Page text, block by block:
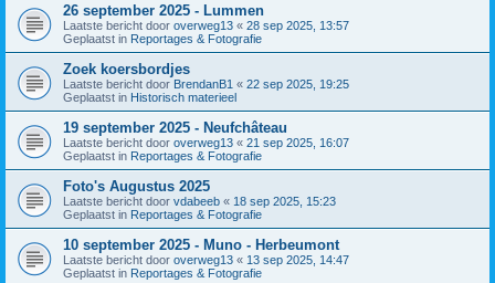
26 september 2025 - Lummen
Laatste bericht door overweg13 « 28 sep 2025, 13:57
Geplaatst in Reportages & Fotografie
Zoek koersbordjes
Laatste bericht door BrendanB1 « 22 sep 2025, 19:25
Geplaatst in Historisch materieel
19 september 2025 - Neufchâteau
Laatste bericht door overweg13 « 21 sep 2025, 16:07
Geplaatst in Reportages & Fotografie
Foto's Augustus 2025
Laatste bericht door vdabeeb « 18 sep 2025, 15:23
Geplaatst in Reportages & Fotografie
10 september 2025 - Muno - Herbeumont
Laatste bericht door overweg13 « 13 sep 2025, 14:47
Geplaatst in Reportages & Fotografie